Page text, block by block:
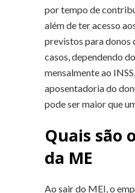
por tempo de
além de ter acesso
previstos para donos
casos, dependendo
mensalmente ao
aposentadoria do
pode ser maior que
Quais são
da ME
Ao sair do MEI, o